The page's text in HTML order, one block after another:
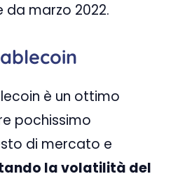
da marzo 2022.
è un ottimo
pochissimo
di mercato e
la volatilità del